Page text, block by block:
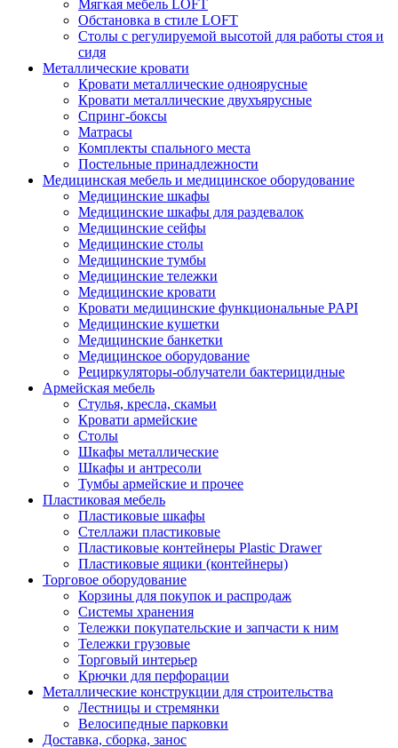
Мягкая мебель LOFT
Обстановка в стиле LOFT
Столы с регулируемой высотой для работы стоя и
сидя
Металлические кровати
Кровати металлические одноярусные
Кровати металлические двухъярусные
Спринг-боксы
Матрасы
Комплекты спального места
Постельные принадлежности
Медицинская мебель и медицинское оборудование
Медицинские шкафы
Медицинские шкафы для раздевалок
Медицинские сейфы
Медицинские столы
Медицинские тумбы
Медицинские тележки
Медицинские кровати
Кровати медицинские функциональные PAPI
Медицинские кушетки
Медицинские банкетки
Медицинское оборудование
Рециркуляторы-облучатели бактерицидные
Армейская мебель
Стулья, кресла, скамьи
Кровати армейские
Столы
Шкафы металлические
Шкафы и антресоли
Тумбы армейские и прочее
Пластиковая мебель
Пластиковые шкафы
Стеллажи пластиковые
Пластиковые контейнеры Plastic Drawer
Пластиковые ящики (контейнеры)
Торговое оборудование
Корзины для покупок и распродаж
Системы хранения
Тележки покупательские и запчасти к ним
Тележки грузовые
Торговый интерьер
Крючки для перфорации
Металлические конструкции для строительства
Лестницы и стремянки
Велосипедные парковки
Доставка, сборка, занос